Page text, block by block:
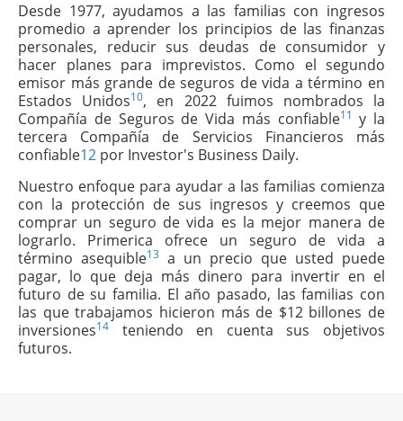
Desde 1977, ayudamos a las familias con ingresos
promedio a aprender los principios de las finanzas
personales, reducir sus deudas de consumidor y
hacer planes para imprevistos. Como el segundo
emisor más grande de seguros de vida a término en
Estados Unidos10, en 2022 fuimos nombrados la
Compañía de Seguros de Vida más confiable11 y la
tercera Compañía de Servicios Financieros más
confiable12 por Investor's Business Daily.
Nuestro enfoque para ayudar a las familias comienza
con la protección de sus ingresos y creemos que
comprar un seguro de vida es la mejor manera de
lograrlo. Primerica ofrece un seguro de vida a
término asequible13 a un precio que usted puede
pagar, lo que deja más dinero para invertir en el
futuro de su familia. El año pasado, las familias con
las que trabajamos hicieron más de $12 billones de
inversiones14
teniendo en cuenta sus objetivos
futuros.